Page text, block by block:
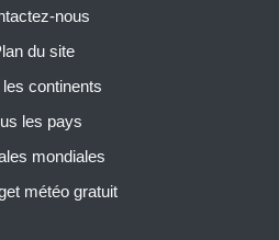
nous
du site
les continents
les pays
mondiales
météo gratuit